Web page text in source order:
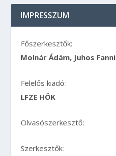
IMPRESSZUM
Főszerkesztők:
Molnár Ádám, Juhos Fanni
Felelős kiadó:
LFZE HÖK
Olvasószerkesztő:
Szerkesztők: